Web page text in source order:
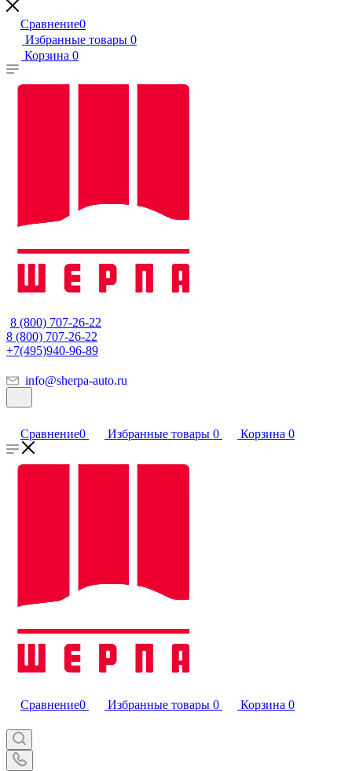
Сравнение0
Избранные товары 0
Корзина 0
8 (800) 707-26-22
8 (800) 707-26-22
+7(495)940-96-89
info@sherpa-auto.ru
Сравнение0 Избранные товары 0 Корзина 0
Сравнение0 Избранные товары 0 Корзина 0